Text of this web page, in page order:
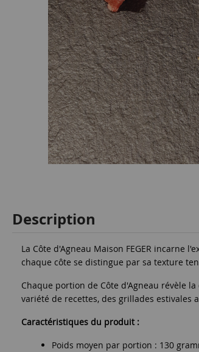
Description
La Côte d'Agneau Maison FEGER incarne
chaque côte se distingue par sa texture
Chaque portion de Côte d'Agneau révèle
variété de recettes, des grillades
Caractéristiques du produit :
Poids moyen par portion : 130